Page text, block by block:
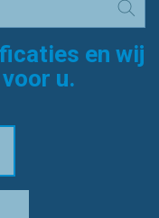
en wij
u.